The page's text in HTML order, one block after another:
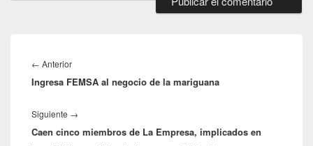
de
entradas
← AnteriorEntrada
anterior:
Ingresa FEMSA al negocio de la mariguana
Siguiente →
siguiente:
Caen cinco miembros de La Empresa, implicados en